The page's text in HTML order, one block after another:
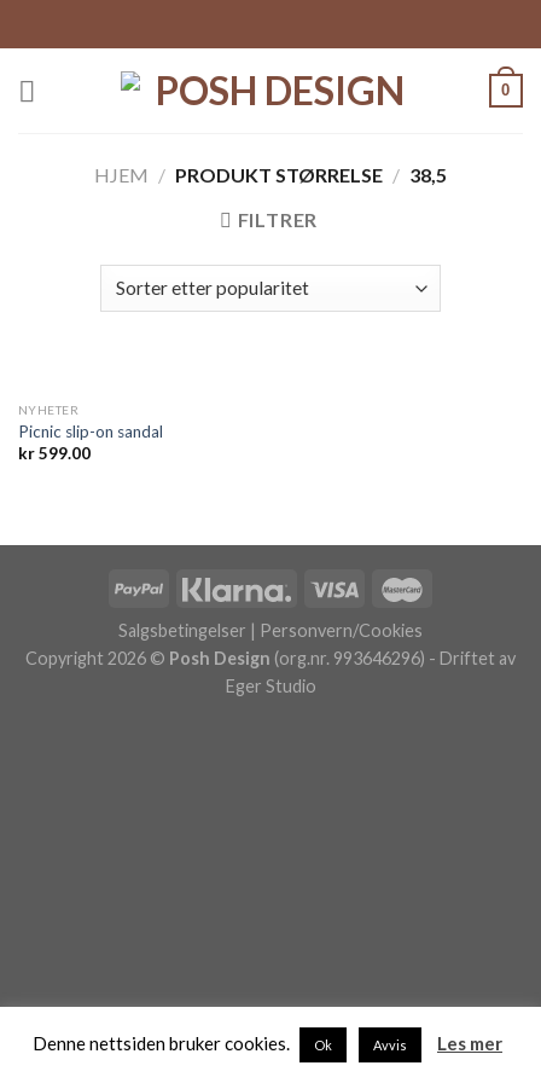
to
0
HJEM / PRODUKT STØRRELSE / 38,5
FILTRER
NYHETER
Picnic slip-on sandal
kr599.00
Salgsbetingelser | Personvern/Cookies
Copyright 2026 © Posh Design (org.nr. 993646296) - Driftet av
Eger Studio
Denne nettsiden bruker cookies. Ok Avvis Les mer